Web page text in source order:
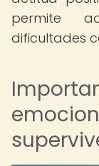
permite
dificultades